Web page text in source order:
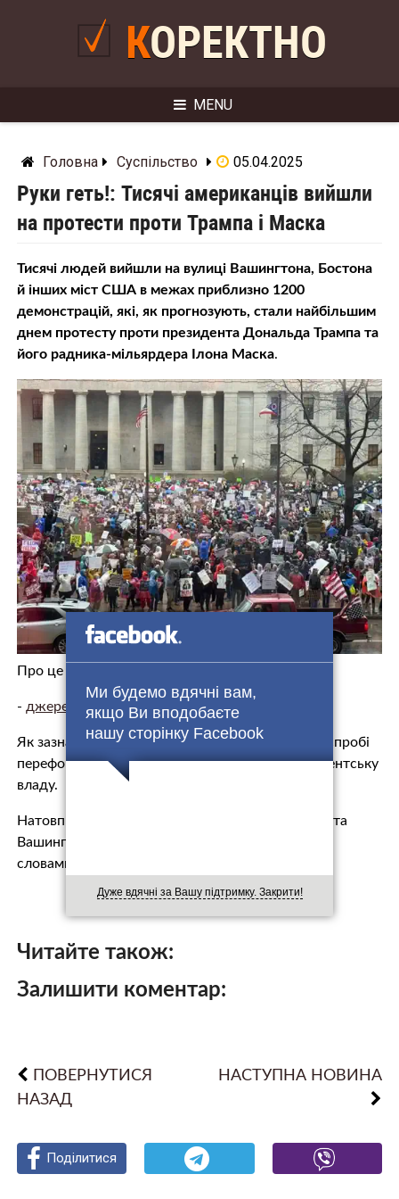
Ми будемо вдячні вам,
якщо Ви вподобаєте
нашу сторінку Facebook
Дуже вдячні за Вашу підтримку. Закрити!
КОРЕКТНО
MENU
Головна Суспільство 05.04.2025
Руки геть!: Тисячі американців вийшли
на протести проти Трампа і Маска
Тисячі людей вийшли на вулиці Вашингтона, Бостона
й інших міст США в межах приблизно 1200
демонстрацій, які, як прогнозують, стали найбільшим
днем протесту проти президента Дональда Трампа та
його радника-мільярдера Ілона Маска.
Про це пише агентство Reuters.
- джерело.
Як зазначається, обох звинувачують у стрімкій спробі
переформатувати державу та посилити президентську
владу.
Натовп заполонив зелені луки навколо монумента
Вашингтону — попри похмуру погоду й дощ. За
словами організаторів, лише на мітингу на…
Читайте також:
Залишити коментар:
ПОВЕРНУТИСЯ
НАЗАД
НАСТУПНА НОВИНА
Поділитися
Поділитися
Поділитися